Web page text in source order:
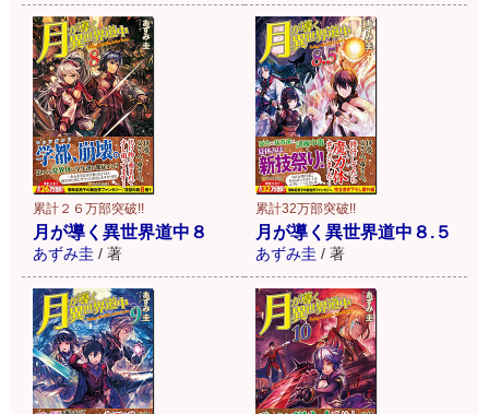
累計２６万部突破!!
月が導く異世界道中８
あずみ圭 / 著
累計32万部突破!!
月が導く異世界道中８.５
あずみ圭 / 著